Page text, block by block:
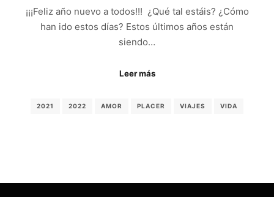
¡¡¡Feliz año nuevo a todos!!! ¿Qué tal estáis? ¿Cómo
han ido estos días? Estos últimos años están
siendo…
Leer más
2021 2022 AMOR PLACER VIAJES VIDA